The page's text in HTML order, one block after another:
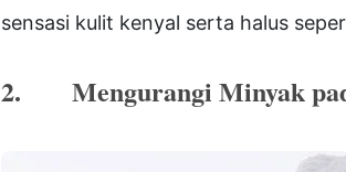
sensasi kulit kenyal serta halus
2. Mengurangi Minyak